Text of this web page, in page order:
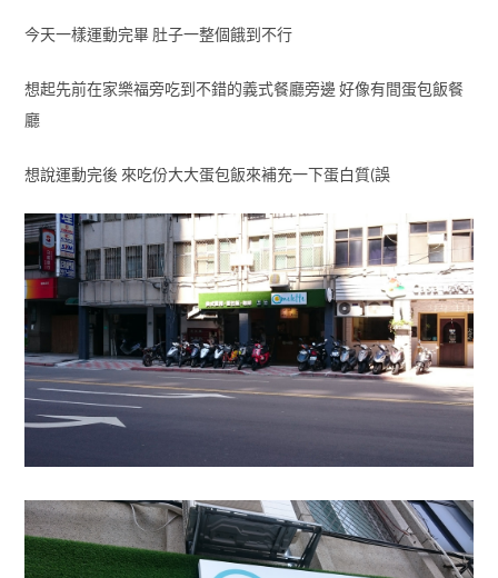
今天一樣運動完畢 肚子一整個餓到不行
想起先前在家樂福旁吃到不錯的義式餐廳旁邊 好像有間蛋包飯餐
廳
想說運動完後 來吃份大大蛋包飯來補充一下蛋白質(誤